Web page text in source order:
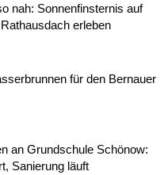
nah: Sonnenfinsternis auf
erleben
für den Bernauer
an Grundschule Schönow:
Sanierung läuft